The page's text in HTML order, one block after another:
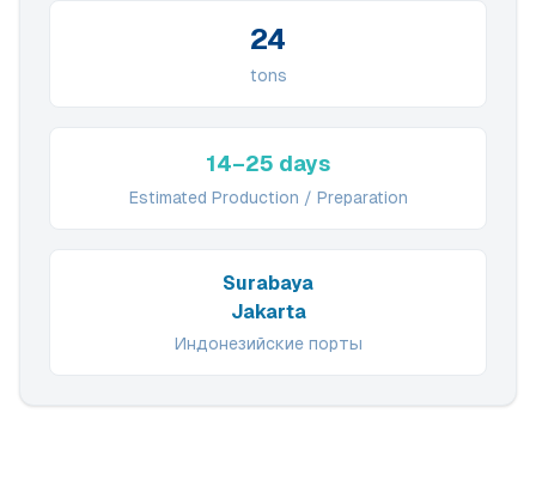
24
tons
14–25 days
Estimated Production / Preparation
Surabaya
Jakarta
Индонезийские порты